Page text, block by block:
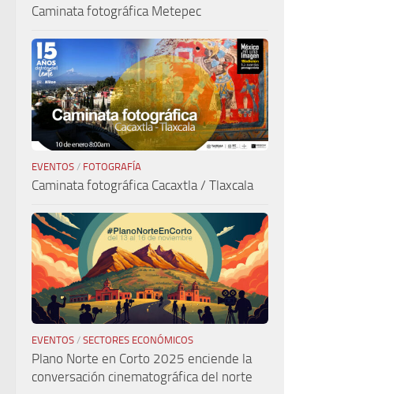
Caminata fotográfica Metepec
EVENTOS / FOTOGRAFÍA
Caminata fotográfica Cacaxtla / Tlaxcala
EVENTOS / SECTORES ECONÓMICOS
Plano Norte en Corto 2025 enciende la
conversación cinematográfica del norte